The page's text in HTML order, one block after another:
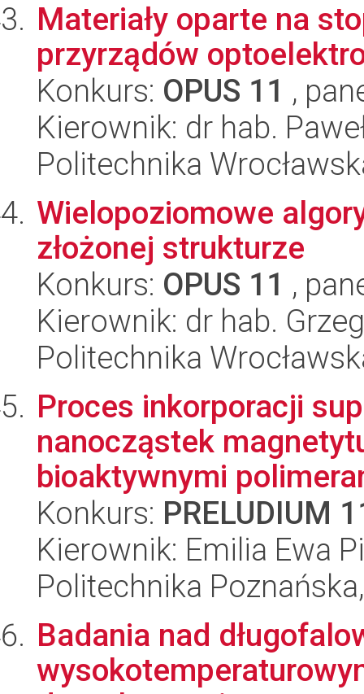
Materiały oparte na
przyrządów
Konkurs: OPUS 11 ,
Kierownik: dr hab.
Politechnika
Wielopoziomowe
złożonej strukturze
Konkurs: OPUS 11 ,
Kierownik: dr hab.
Politechnika
Proces inkorporacji
nanocząstek
bioaktywnymi
Konkurs: PRELUDIUM
Kierownik: Emilia Ewa
Politechnika
Badania nad